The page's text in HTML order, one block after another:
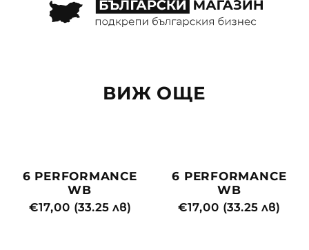
ВИЖ ОЩЕ
6 PERFORMANCE
WB
Редовна
€17,00 (33.25 лв)
6 PERFORMANCE
WB
Редовна
€17,00 (33.25 лв)